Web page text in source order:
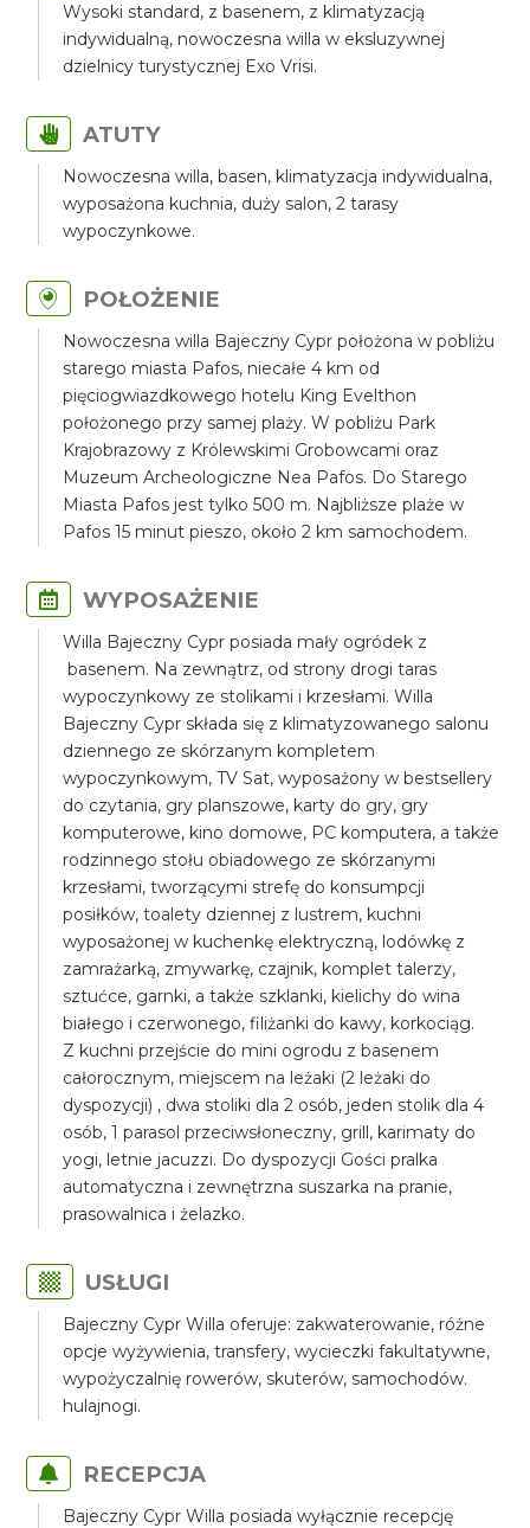
Wysoki standard, z basenem, z klimatyzacją
indywidualną, nowoczesna willa w eksluzywnej
dzielnicy turystycznej Exo Vrisi.
ATUTY
Nowoczesna willa, basen, klimatyzacja indywidualna,
wyposażona kuchnia, duży salon, 2 tarasy
wypoczynkowe.
POŁOŻENIE
Nowoczesna willa Bajeczny Cypr położona w pobliżu
starego miasta Pafos, niecałe 4 km od
pięciogwiazdkowego hotelu King Evelthon
położonego przy samej plaży. W pobliżu Park
Krajobrazowy z Królewskimi Grobowcami oraz
Muzeum Archeologiczne Nea Pafos. Do Starego
Miasta Pafos jest tylko 500 m. Najbliższe plaże w
Pafos 15 minut pieszo, około 2 km samochodem.
WYPOSAŻENIE
Willa Bajeczny Cypr posiada mały ogródek z
basenem. Na zewnątrz, od strony drogi taras
wypoczynkowy ze stolikami i krzesłami. Willa
Bajeczny Cypr składa się z klimatyzowanego salonu
dziennego ze skórzanym kompletem
wypoczynkowym, TV Sat, wyposażony w bestsellery
do czytania, gry planszowe, karty do gry, gry
komputerowe, kino domowe, PC komputera, a także
rodzinnego stołu obiadowego ze skórzanymi
krzesłami, tworzącymi strefę do konsumpcji
posiłków, toalety dziennej z lustrem, kuchni
wyposażonej w kuchenkę elektryczną, lodówkę z
zamrażarką, zmywarkę, czajnik, komplet talerzy,
sztućce, garnki, a także szklanki, kielichy do wina
białego i czerwonego, filiżanki do kawy, korkociąg.
Z kuchni przejście do mini ogrodu z basenem
całorocznym, miejscem na leżaki (2 leżaki do
dyspozycji) , dwa stoliki dla 2 osób, jeden stolik dla 4
osób, 1 parasol przeciwsłoneczny, grill, karimaty do
yogi, letnie jacuzzi. Do dyspozycji Gości pralka
automatyczna i zewnętrzna suszarka na pranie,
prasowalnica i żelazko.
USŁUGI
Bajeczny Cypr Willa oferuje: zakwaterowanie, różne
opcje wyżywienia, transfery, wycieczki fakultatywne,
wypożyczalnię rowerów, skuterów, samochodów.
hulajnogi.
RECEPCJA
Bajeczny Cypr Willa posiada wyłącznie recepcję